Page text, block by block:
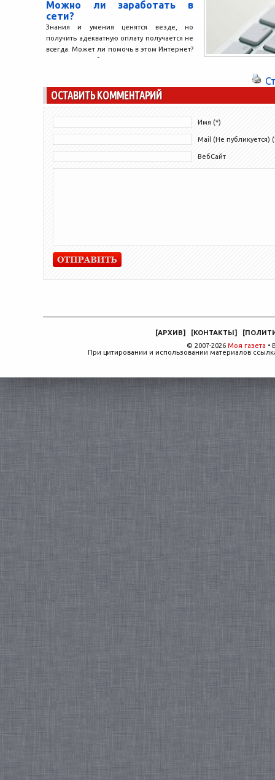
Можно ли заработать в
сети?
Знания и умения ценятся везде, но
получить адекватную оплату получается не
всегда. Может ли помочь в этом Интернет?
Безусловно! Работа...
ОСТАВИТЬ КОММЕНТАРИЙ
Имя (*)
Mail (Не публикуется)
ВебСайт
[АРХИВ] [КОНТАКТЫ] [
© 2007-2026 Моя газета •
При цитировании и использовании материалов